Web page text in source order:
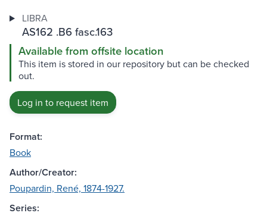
LIBRA
AS162 .B6 fasc.163
Available from offsite location
This item is stored in our repository but can be checked
out.
Log in to request item
Format:
Book
Author/Creator:
Poupardin, René, 1874-1927.
Series: